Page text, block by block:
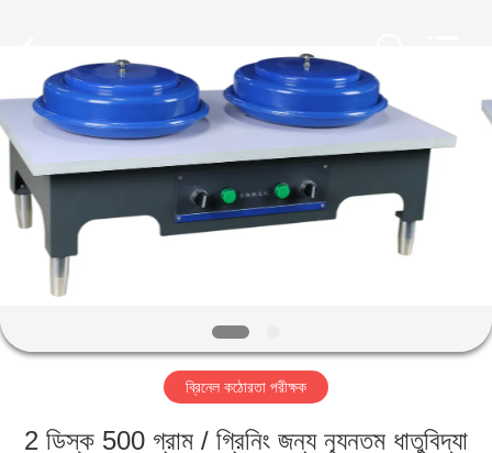
বাড়ি
পণ্য
আমাদের
সম্পর্কে
কারখানা
Reserved.
ব্রিনেল কঠোরতা পরীক্ষক
2 ডিস্ক 500 গ্রাম / গ্রিনিং জন্য ন্যূনতম ধাতুবিদ্যা